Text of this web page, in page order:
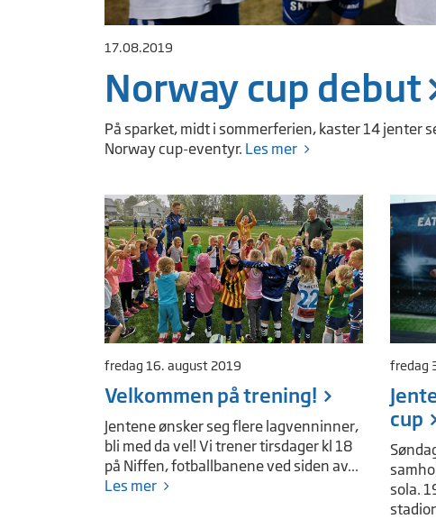
17.08.2019
Norway cup debut
På sparket, midt i sommerferien, kaster 14 jenter
Norway cup-eventyr. Les mer
fredag 16. august 2019
Velkommen på trening!
Jentene ønsker seg flere lagvenninner,
bli med da vel! Vi trener tirsdager kl 18
på Niffen, fotballbanene ved siden av...
Les mer
fredag
cup
sola.